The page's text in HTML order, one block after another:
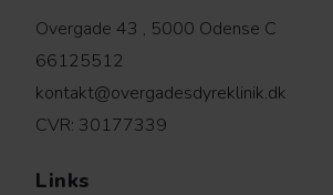
Overgade 43 , 5000 Odense C
66125512
kontakt@overgadesdyreklinik.dk
CVR: 30177339
Links